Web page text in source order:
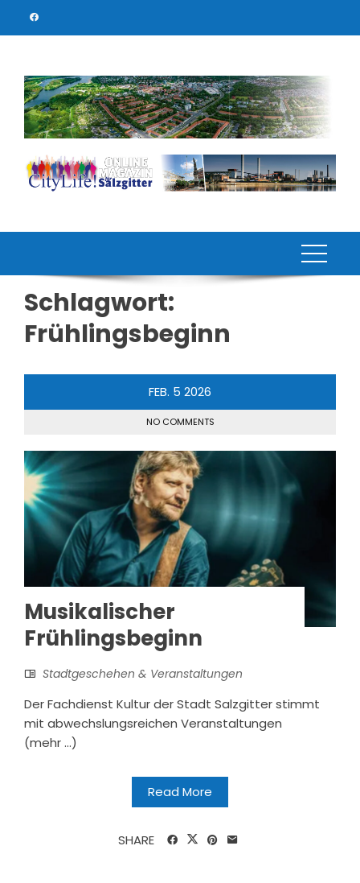
Schlagwort:
Frühlingsbeginn
FEB. 5 2026
NO COMMENTS
Musikalischer
Frühlingsbeginn
Stadtgeschehen & Veranstaltungen
Der Fachdienst Kultur der Stadt Salzgitter stimmt
mit abwechslungsreichen Veranstaltungen
(mehr …)
Read More
SHARE